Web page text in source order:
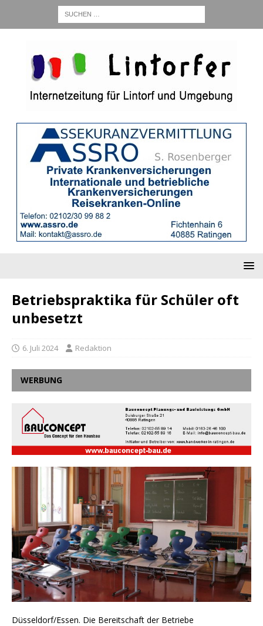
Betriebspraktika für Schüler oft
unbesetzt
6. Juli 2024 Redaktion
WERBUNG
Düsseldorf/Essen. Die Bereitschaft der Betriebe